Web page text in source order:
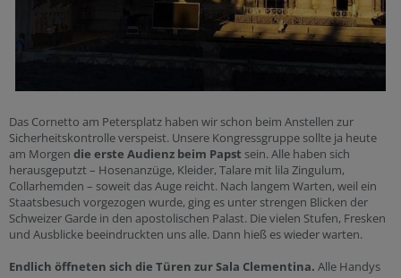
Das Cornetto am Petersplatz haben wir schon beim Anstellen zur
Sicherheitskontrolle verspeist. Unsere Kongressgruppe sollte ja heute
am Morgen die erste Audienz beim Papst sein. Alle haben sich
herausgeputzt – Hosenanzüge, Kleider, Talare mit lila Zingulum,
Collarhemden – soweit das Auge reicht. Nach langem Warten, weil ein
Staatsbesuch vorgezogen wurde, ging es unter strengen Blicken der
Schweizer Garde in den apostolischen Palast. Die vielen Stufen, Fresken
und Ausblicke beeindruckten uns alle. Dann hieß es wieder warten.
Endlich öffneten sich die Türen zur Sala Clementina. Alle Handys